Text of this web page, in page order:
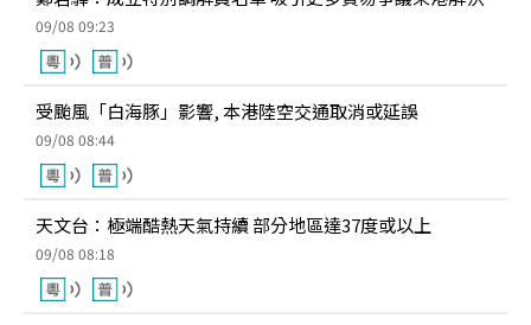
09/08 09:23
受颱風「白海豚」影響, 本港陸空交通取消或延誤
09/08 08:44
天文台：極端酷熱天氣持續 部分地區達37度或以上
09/08 08:18